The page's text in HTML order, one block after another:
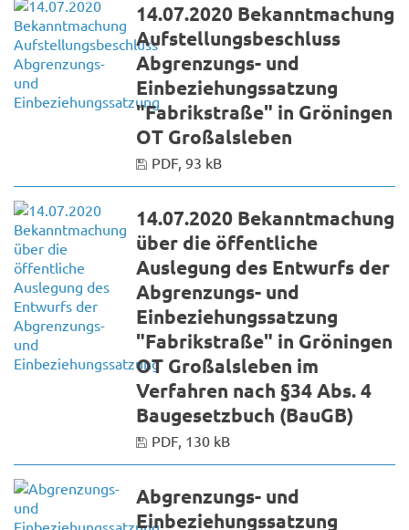
14.07.2020 Bekanntmachung
Aufstellungsbeschluss
Abgrenzungs- und
Einbeziehungssatzung
"Fabrikstraße" in Gröningen
OT Großalsleben
PDF, 93 kB
14.07.2020 Bekanntmachung
über die öffentliche
Auslegung des Entwurfs der
Abgrenzungs- und
Einbeziehungssatzung
"Fabrikstraße" in Gröningen
OT Großalsleben im
Verfahren nach §34 Abs. 4
Baugesetzbuch (BauGB)
PDF, 130 kB
Abgrenzungs- und
Einbeziehungssatzung